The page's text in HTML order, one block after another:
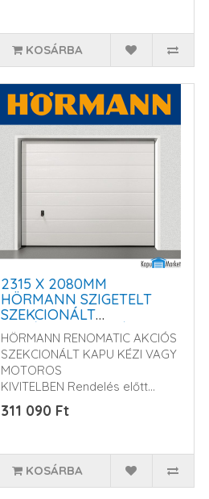
KOSÁRBA
2315 X 2080MM
HÖRMANN SZIGETELT
SZEKCIONÁLT
GARÁZSKAPU - KÉZI
VAGY MOTOROS
MŰKÖDTETÉSSEL
HÖRMANN RENOMATIC AKCIÓS
SZEKCIONÁLT KAPU KÉZI VAGY
MOTOROS
KIVITELBEN Rendelés előtt
kérem érd..
311 090 Ft
KOSÁRBA